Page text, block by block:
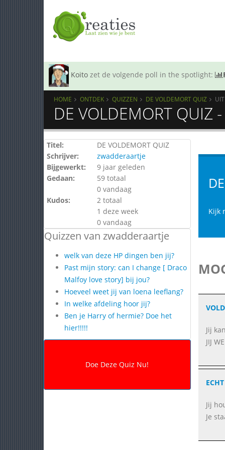
Koito zet de volgende poll in the spotlight:
HOME ONTDEK QUIZZEN DE VOLDEMORT QUIZ
DE VOLDEMORT
Titel:
DE VOLDEMORT QUIZ
Schrijver:
zwadderaartje
Bijgewerkt:
9 jaar geleden
Gedaan:
59 totaal
0 vandaag
Kudos:
2 totaal
1 deze week
0 vandaag
Quizzen van zwadderaartje
welk van deze HP dingen ben jij?
Past mijn story: can I change [ Draco
Malfoy love story] bij jou?
Hoeveel weet jij van loena leeflang?
In welke afdeling hoor jij?
Ben je Harry of hermie? Doe het
hier!!!!!
Kijk
Jij
JIJ
Jij
Je